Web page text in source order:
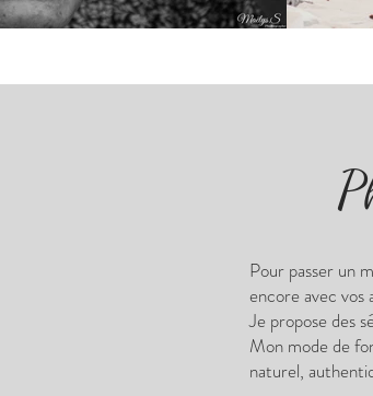
Pour passer un
encore avec vos
Je propose des
Mon mode de
naturel,